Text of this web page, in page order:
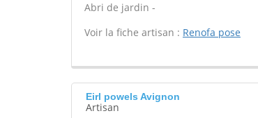
Abri de jardin -
Voir la fiche artisan : Renofa pose
Eirl powels Avignon
Artisan